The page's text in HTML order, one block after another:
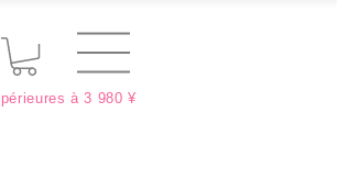
à 3 980 ¥